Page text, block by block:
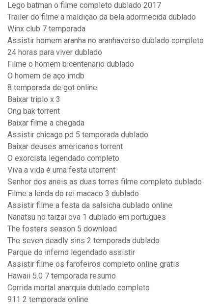
Lego batman o filme completo dublado 2017
Trailer do filme a maldição da bela adormecida dublado
Winx club 7 temporada
Assistir homem aranha no aranhaverso dublado completo
24 horas para viver dublado
Filme o homem bicentenário dublado
O homem de aço imdb
8 temporada de got online
Baixar triplo x 3
Ong bak torrent
Baixar filme a chegada
Assistir chicago pd 5 temporada dublado
Baixar deuses americanos torrent
O exorcista legendado completo
Viva a vida é uma festa utorrent
Senhor dos aneis as duas torres filme completo dublado
Filme a lenda do rei macaco 3 dublado
Assistir filme a festa da salsicha dublado online
Nanatsu no taizai ova 1 dublado em portugues
The fosters season 5 download
The seven deadly sins 2 temporada dublado
Parque do inferno legendado assistir
Assistir filme os farofeiros completo online gratis
Hawaii 5.0 7 temporada resumo
Corrida mortal anarquia dublado completo
911 2 temporada online